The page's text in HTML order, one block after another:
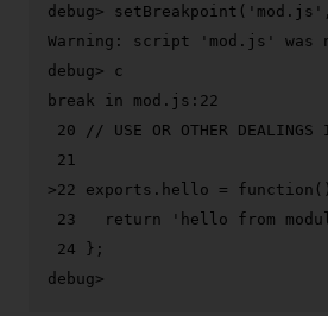
debug> setBreakpoint( 'mod.js'
debug> c
break in mod.js:22
20 // USE OR OTHER DEALINGS
>22 exports.hello = function
23   return 'hello from
debug>